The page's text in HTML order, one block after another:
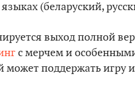
(беларуский,
выход полной
с мерчем и
может поддержать игру